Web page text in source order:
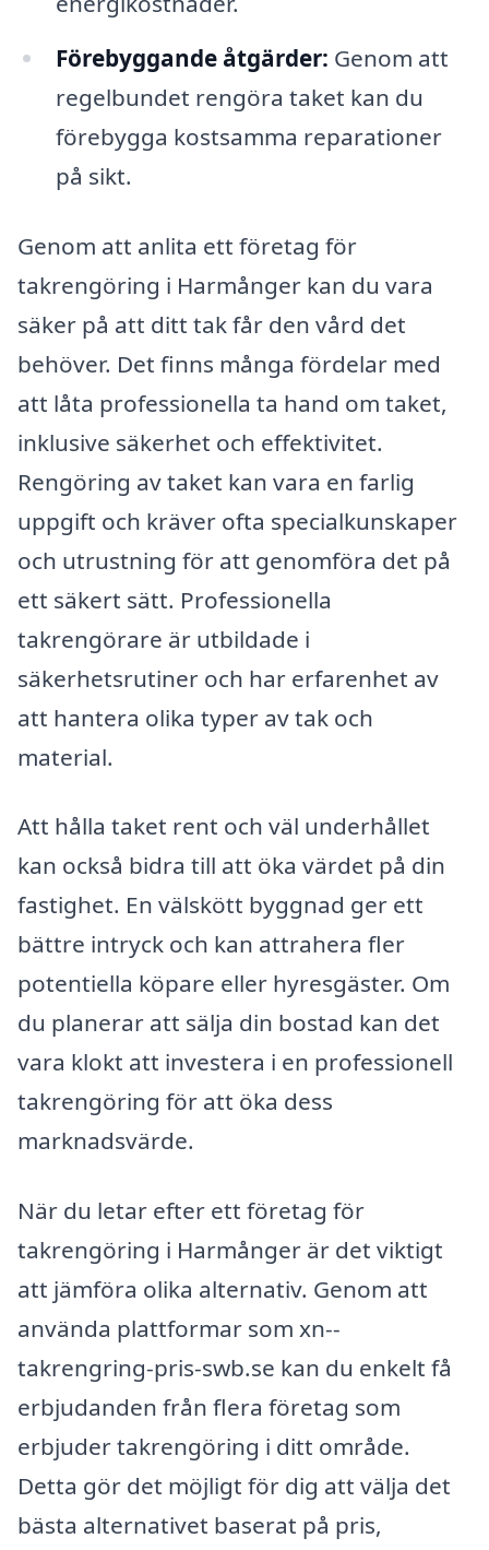
Förebyggande åtgärder: Genom att
regelbundet rengöra taket kan du
förebygga kostsamma reparationer
på sikt.
Genom att anlita ett företag för
takrengöring i Harmånger kan du vara
säker på att ditt tak får den vård det
behöver. Det finns många fördelar med
att låta professionella ta hand om taket,
inklusive säkerhet och effektivitet.
Rengöring av taket kan vara en farlig
uppgift och kräver ofta specialkunskaper
och utrustning för att genomföra det på
ett säkert sätt. Professionella
takrengörare är utbildade i
säkerhetsrutiner och har erfarenhet av
att hantera olika typer av tak och
material.
Att hålla taket rent och väl underhållet
kan också bidra till att öka värdet på din
fastighet. En välskött byggnad ger ett
bättre intryck och kan attrahera fler
potentiella köpare eller hyresgäster. Om
du planerar att sälja din bostad kan det
vara klokt att investera i en professionell
takrengöring för att öka dess
marknadsvärde.
När du letar efter ett företag för
takrengöring i Harmånger är det viktigt
att jämföra olika alternativ. Genom att
använda plattformar som xn--
takrengring-pris-swb.se kan du enkelt få
erbjudanden från flera företag som
erbjuder takrengöring i ditt område.
Detta gör det möjligt för dig att välja det
bästa alternativet baserat på pris,